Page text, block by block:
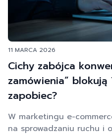
11 MARCA 2026
Cichy zabójca
zamówienia”
zapobiec?
W marketingu e-
na sprowadzaniu ruchu i